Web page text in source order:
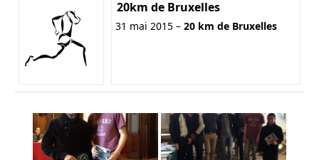
20km de Bruxelles
31 mai 2015 – 20 km de Bruxelles